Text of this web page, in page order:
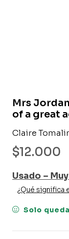
Mrs
of a great
Claire
$12.000
Usado –
¿Qué significa
Solo